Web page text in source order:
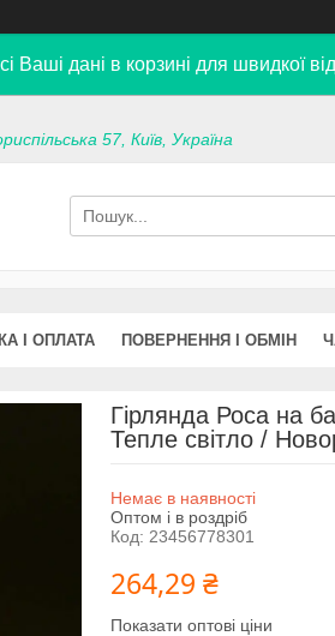
Ваші дані в корзині для швидкої
57, Київ, Україна
І ОПЛАТА ПОВЕРНЕННЯ І ОБМІН
Гірлянда Роса на
Тепле світло /
Немає в наявності
Оптом і в роздріб
Код: 23456778301
264,29 ₴
Показати оптові ціни